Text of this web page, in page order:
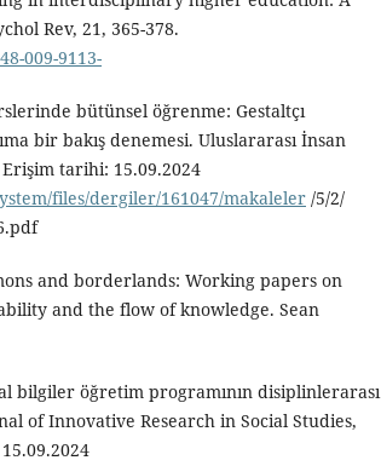
Rev, 21, 365-378.
009-9113-
bütünsel öğrenme: Gestaltçı
bir bakış denemesi. Uluslararası İnsan
tarihi: 15.09.2024
files/dergiler/161047/makaleler /5/2/
and borderlands: Working papers on
and the flow of knowledge. Sean
bilgiler öğretim programının disiplinlerarası
of Innovative Research in Social Studies,